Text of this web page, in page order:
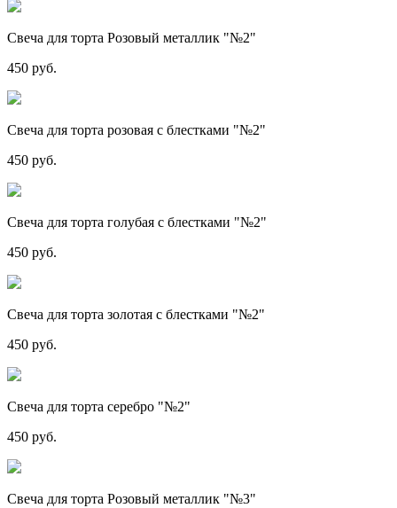
Свеча для торта Розовый металлик "№2"
450 руб.
Свеча для торта розовая с блестками "№2"
450 руб.
Свеча для торта голубая с блестками "№2"
450 руб.
Свеча для торта золотая с блестками "№2"
450 руб.
Свеча для торта серебро "№2"
450 руб.
Свеча для торта Розовый металлик "№3"